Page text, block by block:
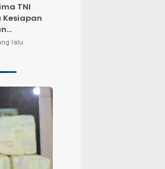
TNI
Kesiapan
TNI
lalu